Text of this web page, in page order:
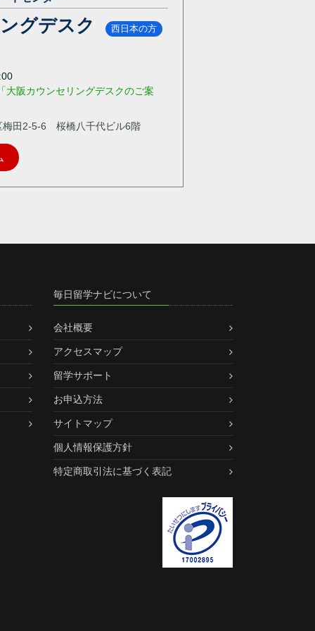
グデスク 西日本の方
「大阪カウンセリングデスクのご案
梅田2-5-6 桜橋八千代ビル6階
毎日留学ナビについて
会社概要
アクセスマップ
留学サポート
お申込方法
サイトマップ
個人情報保護方針
特定商取引法に基づく表記